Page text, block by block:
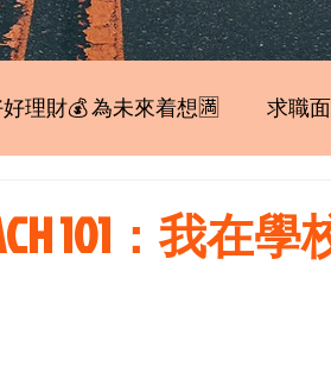
理財💰 為未來着想🈵 求職
101：我在